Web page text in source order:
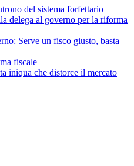
del sistema forfettario
delega al governo per la riforma
Serve un fisco giusto, basta
fiscale
iniqua che distorce il mercato